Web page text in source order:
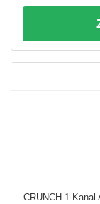
CRUNCH 1-